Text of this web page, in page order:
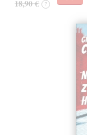
18,90 € ?